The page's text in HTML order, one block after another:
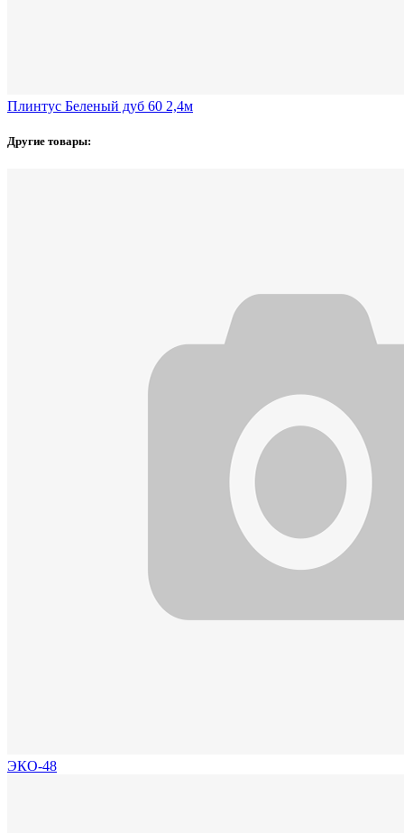
Плинтус Беленый дуб 60 2,4м
Другие товары:
ЭКО-48